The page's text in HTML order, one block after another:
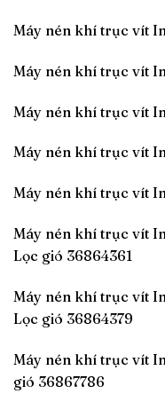
Máy nén khí trục vít
Máy nén khí trục vít
Máy nén khí trục vít
Máy nén khí trục vít
Máy nén khí trục vít
Máy nén khí trục vít
Lọc gió 36864361
Máy nén khí trục vít
Lọc gió 36864379
Máy nén khí trục vít
gió 36867786